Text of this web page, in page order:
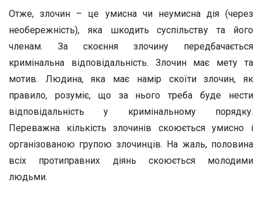
Отже, злочин – це умисна чи неумисна дія (через
необережність), яка шкодить суспільству та його
членам. За скоєння злочину передбачається
кримінальна відповідальність. Злочин має мету та
мотив. Людина, яка має намір скоїти злочин, як
правило, розуміє, що за нього треба буде нести
відповідальність у кримінальному порядку.
Переважна кількість злочинів скоюється умисно і
організованою групою злочинців. На жаль, половина
всіх протиправних діянь скоюється молодими
людьми.